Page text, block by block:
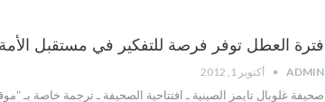
فترة العطل توفر فرصة للتفكير في مستقبل الأمة
ADMIN أكتوبر 1, 2012
صحيفة غلوبال تايمز الصينية ـ افتتاحية الصحيفة ـ ترجمة خاصة بـ